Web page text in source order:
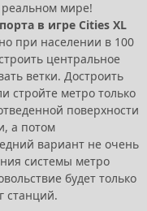
мире!
в игре Cities XL
при населении в 100
центральное
ветки. Достроить
стройте метро только
поверхности
а потом
вариант не очень
системы метро
будет только
станций.